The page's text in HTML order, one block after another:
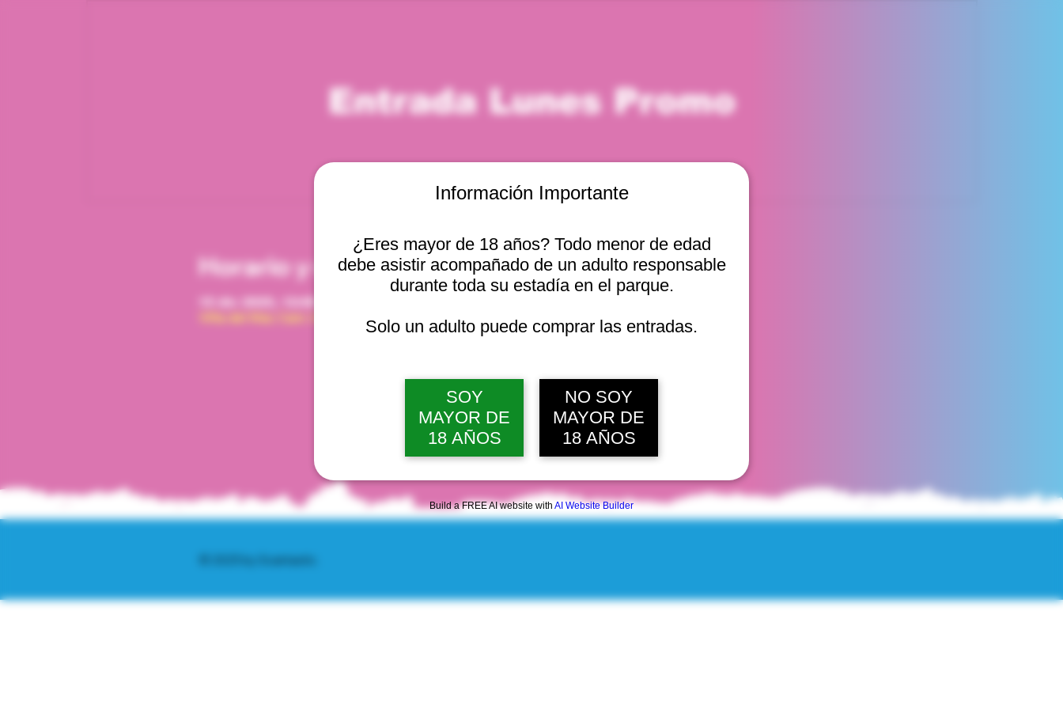
Información Importante
¿Eres mayor de 18 años? Todo menor de edad
debe asistir acompañado de un adulto responsable
durante toda su estadía en el parque.
Solo un adulto puede comprar las entradas.
SOY
MAYOR DE
18 AÑOS
NO SOY
MAYOR DE
18 AÑOS
Build a FREE AI website with AI Website Builder
Entrada Lunes Promo
Horario y ubicación
Viña del Mar, Cam. Internacional 2440, 2541754 Viña del Mar, Valparaíso, Chile
© 2025 by Scantastic.